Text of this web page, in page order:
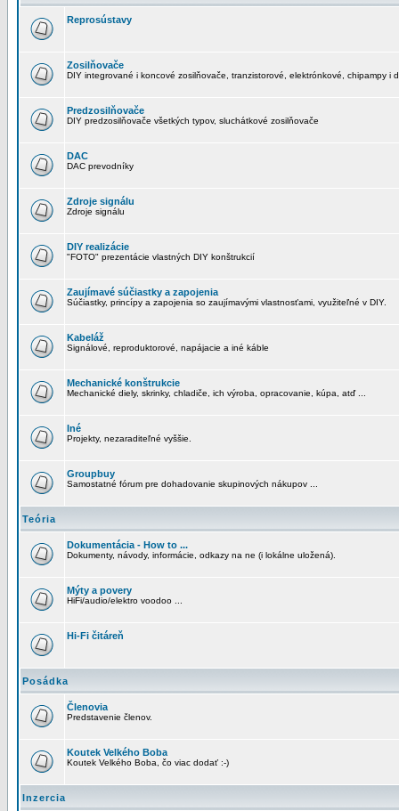
Reprosústavy
Zosilňovače
DIY integrované i koncové zosilňovače, tranzistorové, elektrónkové, chipampy i
Predzosilňovače
DIY predzosilňovače všetkých typov, sluchátkové zosilňovače
DAC
DAC prevodníky
Zdroje signálu
Zdroje signálu
DIY realizácie
"FOTO" prezentácie vlastných DIY konštrukcií
Zaujímavé súčiastky a zapojenia
Súčiastky, princípy a zapojenia so zaujímavými vlastnosťami, využiteľné v DIY.
Kabeláž
Signálové, reproduktorové, napájacie a iné káble
Mechanické konštrukcie
Mechanické diely, skrinky, chladiče, ich výroba, opracovanie, kúpa, atď ...
Iné
Projekty, nezaraditeľné vyššie.
Groupbuy
Samostatné fórum pre dohadovanie skupinových nákupov ...
Teória
Dokumentácia - How to ...
Dokumenty, návody, informácie, odkazy na ne (i lokálne uložená).
Mýty a povery
HiFi/audio/elektro voodoo ...
Hi-Fi čitáreň
Posádka
Členovia
Predstavenie členov.
Koutek Velkého Boba
Koutek Velkého Boba, čo viac dodať :-)
Inzercia